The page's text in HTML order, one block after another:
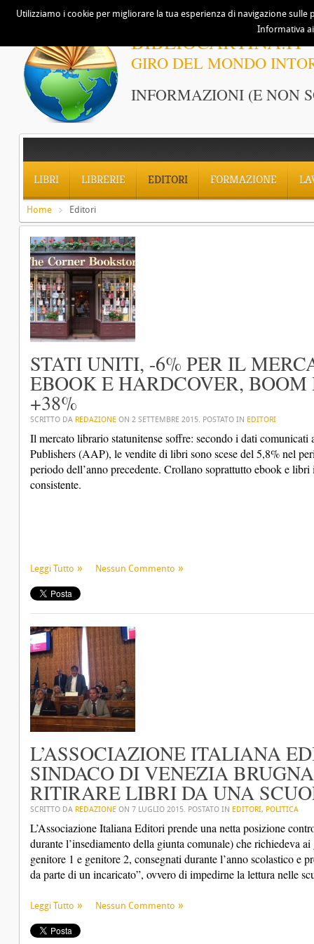
BIBLIOCARTINA.IT
GIRO DEL MONDO
INFORMAZIONI (E NON
LIBRI LIBRERIE EDITORI FORMAZIONE
Home Editori
STATI UNITI, -6% PER IL
EBOOK E HARDCOVER,
+38%
SCRITTO DA REDAZIONE ON 2 SETTEMBRE 2015. POSTATO IN EDITORI
Il mercato librario statunitense soffre: secondo i dati
Publishers (AAP), le vendite di libri sono scese del 5,8% nel
periodo dell’anno precedente. Crollano soprattutto ebook e
consistente.
Leggi Tutto Nessun Commento
L’ASSOCIAZIONE ITALIANA
SINDACO DI VENEZIA
RITIRARE LIBRI DA UNA
SCRITTO DA REDAZIONE ON 7 LUGLIO 2015. POSTATO IN EDITORI, POLITICA
L’Associazione Italiana Editori prende una netta posizione
durante l’insediamento della giunta comunale) che richiedeva
genitore 1 e genitore 2, consegnati durante l’anno scolastico e
da parte di un incaricato”, ovvero di impedirne la lettura nelle
Leggi Tutto Nessun Commento
Utilizziamo i cookie per migliorare la tua esperienza di navigazione
Informativa ai